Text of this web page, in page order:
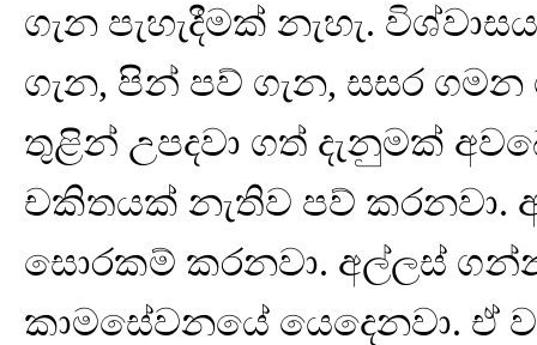
ගැන පැහැදීමක් නැහැ.
ගැන, පින් පව් ගැන, සසර ගමන
තුළින් උපදවා ගත් දැනුමක්
චකිතයක් නැතිව පව් කරනවා.
සොරකම් කරනවා. අල්ලස්
කාමසේවනයේ යෙදෙනවා.